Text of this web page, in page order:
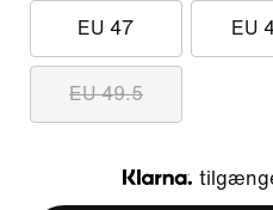
EU 47 EU
EU 49.5
Klarna